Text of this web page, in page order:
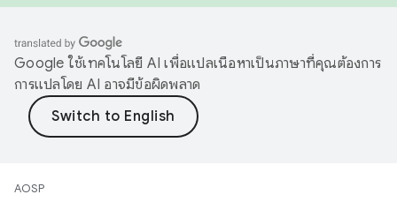
Google ใช้เทคโนโลยี AI เพื่อแปลเนื้อหาเป็นภาษาที่คุณต้องการ
การแปลโดย AI อาจมีข้อผิดพลาด
AOSP